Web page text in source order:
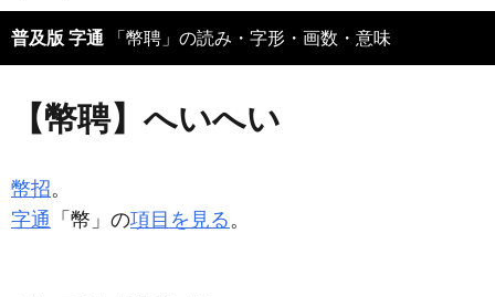
普及版 字通 「幣聘」の読み・字形・画数・意味
【幣聘】へいへい
幣招。
字通 「幣」の項目を見る。